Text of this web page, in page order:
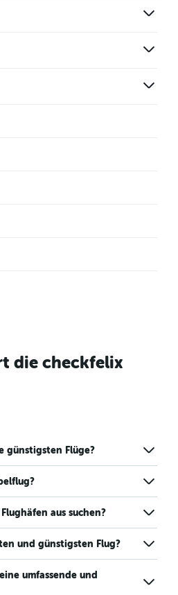
die checkfelix
günstigsten Flüge?
aus suchen?
und günstigsten Flug?
umfassende und